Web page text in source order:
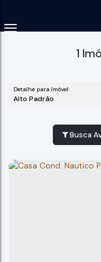
1
Detalhe para Imóvel:
Alto Padrão
Busca